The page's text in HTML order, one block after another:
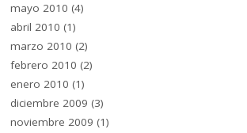
mayo 2010 (4)
abril 2010 (1)
marzo 2010 (2)
febrero 2010 (2)
enero 2010 (1)
diciembre 2009 (3)
noviembre 2009 (1)